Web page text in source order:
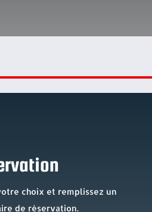
choix et remplissez un
de réservation.